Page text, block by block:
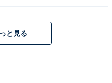
山時聡真さんの迫真の演
と見る